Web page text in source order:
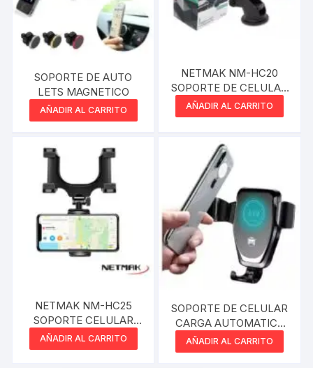
SOPORTE DE AUTO
LETS MAGNETICO
AÑADIR AL CARRITO
NETMAK NM-HC20
SOPORTE DE CELULAR
EXTENSIBLE CON
VENTOSA HOLDER
AÑADIR AL CARRITO
NETMAK NM-HC25
SOPORTE CELULAR
PARA ESPEJO
RETROVISOR HOLDER
AÑADIR AL CARRITO
SOPORTE DE CELULAR
CARGA AUTOMATICA
DINAX
AÑADIR AL CARRITO